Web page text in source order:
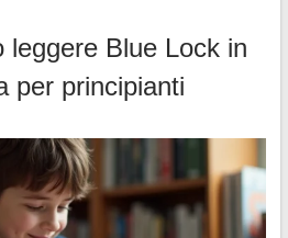
leggere Blue Lock in
per principianti